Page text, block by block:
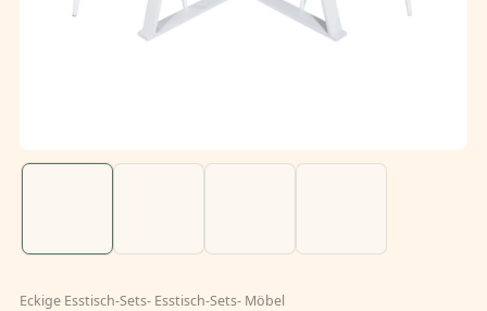
Eckige Esstisch-Sets- Esstisch-Sets- Möbel